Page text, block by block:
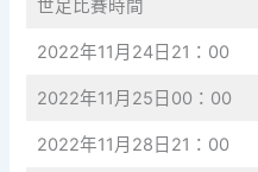
世足比賽時間
2022年11月24日21：00
2022年11月25日00：00
2022年11月28日21：00